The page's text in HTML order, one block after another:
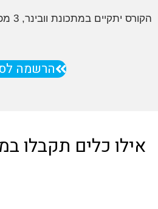
וובינר, 3 מפגשים, 4 שעות כל מפגש.
הרשמה לסדנה
כלים תקבלו